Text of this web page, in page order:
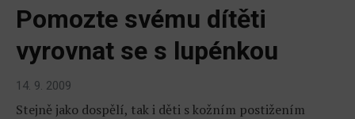
Pomozte svému dítěti
vyrovnat se s lupénkou
14. 9. 2009
Stejně jako dospělí, tak i děti s kožním postižením